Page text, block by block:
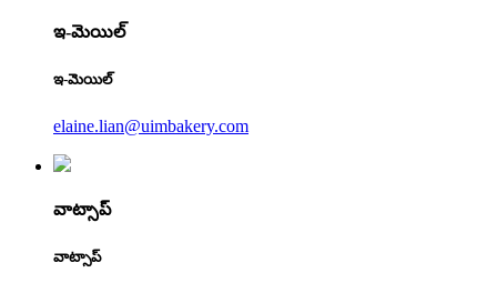
ఇ-మెయిల్
ఇ-మెయిల్
elaine.lian@uimbakery.com
వాట్సాప్
వాట్సాప్